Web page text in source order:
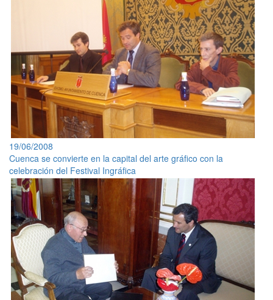
19/06/2008
Cuenca se convierte en la capital del arte gráfico con la
celebración del Festival Ingráfica